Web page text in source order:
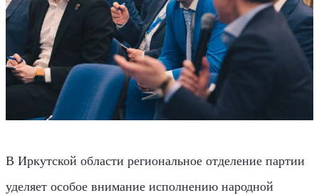
В Иркутской области региональное отделение партии
уделяет особое внимание исполнению народной